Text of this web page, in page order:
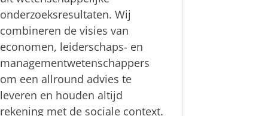
onderzoeksresultaten. Wij
combineren de visies van
economen, leiderschaps- en
managementwetenschappers
om een allround advies te
leveren en houden altijd
rekening met de sociale context.